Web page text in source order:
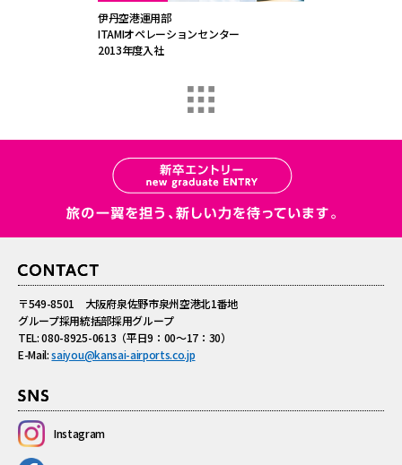
伊丹空港運用部
ITAMIオペレーションセンター
2013年度入社
〒549-8501 大阪府泉佐野市泉州空港北1番地
グループ採用統括部採用グループ
TEL:080-8925-0613 （平日9：00～17：30）
E-Mail:saiyou@kansai-airports.co.jp
Instagram